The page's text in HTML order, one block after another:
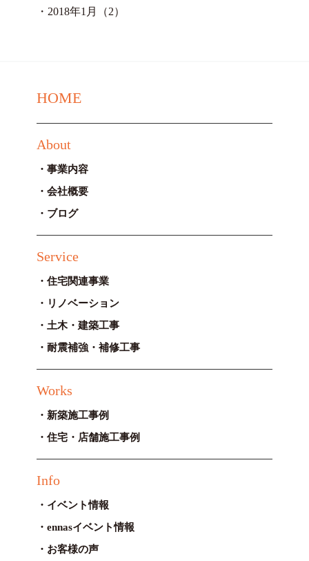
・ 2018年1月（2）
HOME
About
事業内容
会社概要
ブログ
Service
住宅関連事業
リノベーション
土木・建築工事
耐震補強・補修工事
Works
新築施工事例
住宅・店舗施工事例
Info
イベント情報
ennasイベント情報
お客様の声